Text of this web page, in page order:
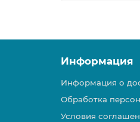
Информация
Информация о
Обработка
Условия